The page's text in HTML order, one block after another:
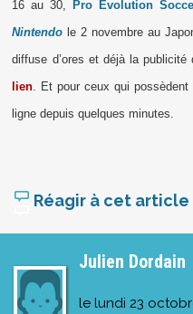
16 au 30,
Pro Evolution
Nintendo le 2 novembre au
diffuse d’ores et déjà la
lien . Et pour ceux qui possèdent
ligne depuis quelques minutes.
Réagir à cet article
Julien Dordain
le lundi 23